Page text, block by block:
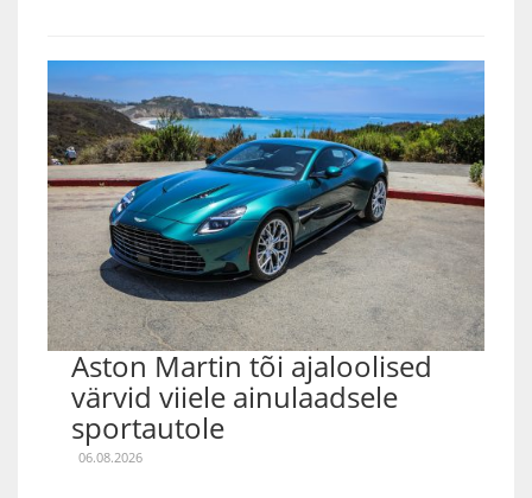
Aston Martin tõi ajaloolised
värvid viiele ainulaadsele
sportautole
06.08.2026